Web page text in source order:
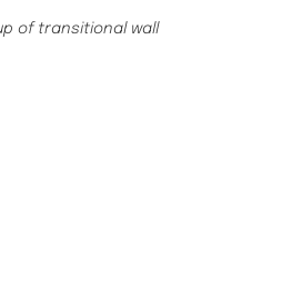
of transitional wall